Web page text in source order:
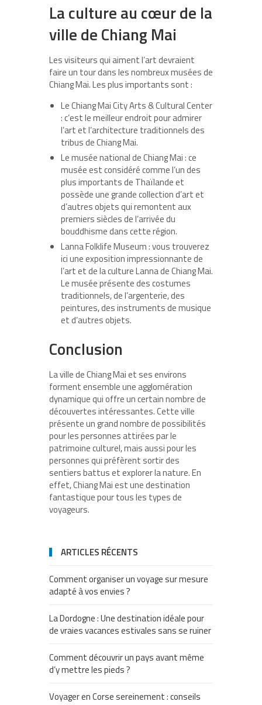
La culture au cœur de la
ville de Chiang Mai
Les visiteurs qui aiment l’art devraient
faire un tour dans les nombreux musées de
Chiang Mai. Les plus importants sont :
Le Chiang Mai City Arts & Cultural Center
: c’est le meilleur endroit pour admirer
l’art et l’architecture traditionnels des
tribus de Chiang Mai.
Le musée national de Chiang Mai : ce
musée est considéré comme l’un des
plus importants de Thaïlande et
possède une grande collection d’art et
d’autres objets qui remontent aux
premiers siècles de l’arrivée du
bouddhisme dans cette région.
Lanna Folklife Museum : vous trouverez
ici une exposition impressionnante de
l’art et de la culture Lanna de Chiang Mai.
Le musée présente des costumes
traditionnels, de l’argenterie, des
peintures, des instruments de musique
et d’autres objets.
Conclusion
La ville de Chiang Mai et ses environs
forment ensemble une agglomération
dynamique qui offre un certain nombre de
découvertes intéressantes. Cette ville
présente un grand nombre de possibilités
pour les personnes attirées par le
patrimoine culturel, mais aussi pour les
personnes qui préfèrent sortir des
sentiers battus et explorer la nature. En
effet, Chiang Mai est une destination
fantastique pour tous les types de
voyageurs.
ARTICLES RÉCENTS
Comment organiser un voyage sur mesure
adapté à vos envies ?
La Dordogne : Une destination idéale pour
de vraies vacances estivales sans se ruiner
Comment découvrir un pays avant même
d’y mettre les pieds ?
Voyager en Corse sereinement : conseils